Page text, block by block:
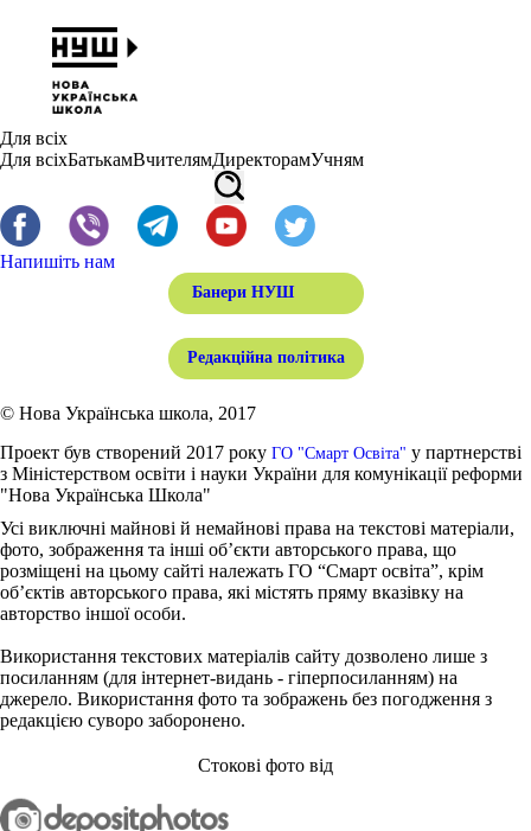
Для всіх
Для всіхБатькамВчителямДиректорамУчням
Напишіть нам
Банери НУШ
Редакційна політика
© Нова Українська школа, 2017
Проект був створений 2017 року ГО "Смарт Освіта" у партнерстві
з Міністерством освіти і науки України для комунікації реформи
"Нова Українська Школа"
Усі виключні майнові й немайнові права на текстові матеріали,
фото, зображення та інші об’єкти авторського права, що
розміщені на цьому сайті належать ГО “Смарт освіта”, крім
об’єктів авторського права, які містять пряму вказівку на
авторство іншої особи.
Використання текстових матеріалів сайту дозволено лише з
посиланням (для інтернет-видань - гіперпосиланням) на
джерело. Використання фото та зображень без погодження з
редакцією суворо заборонено.
Стокові фото від